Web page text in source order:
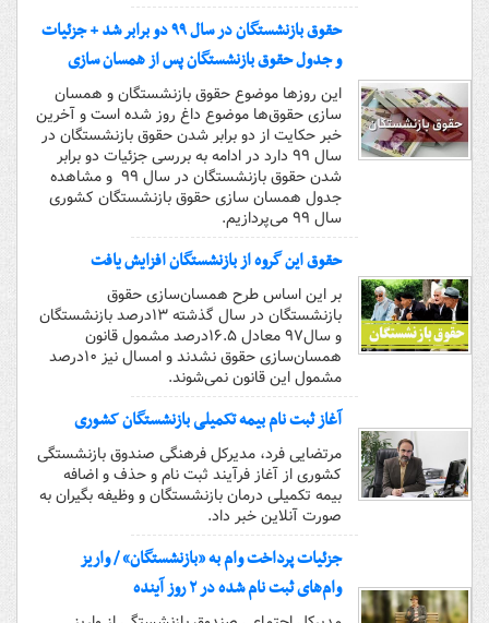
حقوق بازنشستگان در سال ۹۹ دو برابر شد + جزئیات
و جدول حقوق بازنشستگان پس از همسان سازی
این روز‌ها موضوع حقوق بازنشستگان و همسان
سازی حقوق‌ها موضوع داغ روز شده است و آخرین
خبر حکایت از دو برابر شدن حقوق بازنشستگان در
سال ۹۹ دارد در ادامه به بررسی جزئیات دو برابر
شدن حقوق بازنشستگان در سال ۹۹ و مشاهده
جدول همسان سازی حقوق بازنشستگان کشوری
سال ۹۹ می‌پردازیم.
حقوق این گروه از بازنشستگان افزایش یافت
بر این اساس طرح همسان‌سازی حقوق
بازنشستگان در سال گذشته ۱۳درصد بازنشستگان
و سال۹۷ معادل ۱۶.۵درصد مشمول قانون
همسان‌سازی حقوق نشدند و امسال نیز ۱۰درصد
مشمول این قانون نمی‌شوند.
آغاز ثبت نام بیمه تکمیلی بازنشستگان کشوری
مرتضایی فرد، مدیرکل فرهنگی صندوق بازنشستگی
کشوری از آغاز فرآیند ثبت نام و حذف و اضافه
بیمه تکمیلی درمان بازنشستگان و وظیفه بگیران به
صورت آنلاین خبر داد.
جزئیات پرداخت وام به «بازنشستگان» / واریز
وام‌های ثبت نام شده در ۲ روز آینده